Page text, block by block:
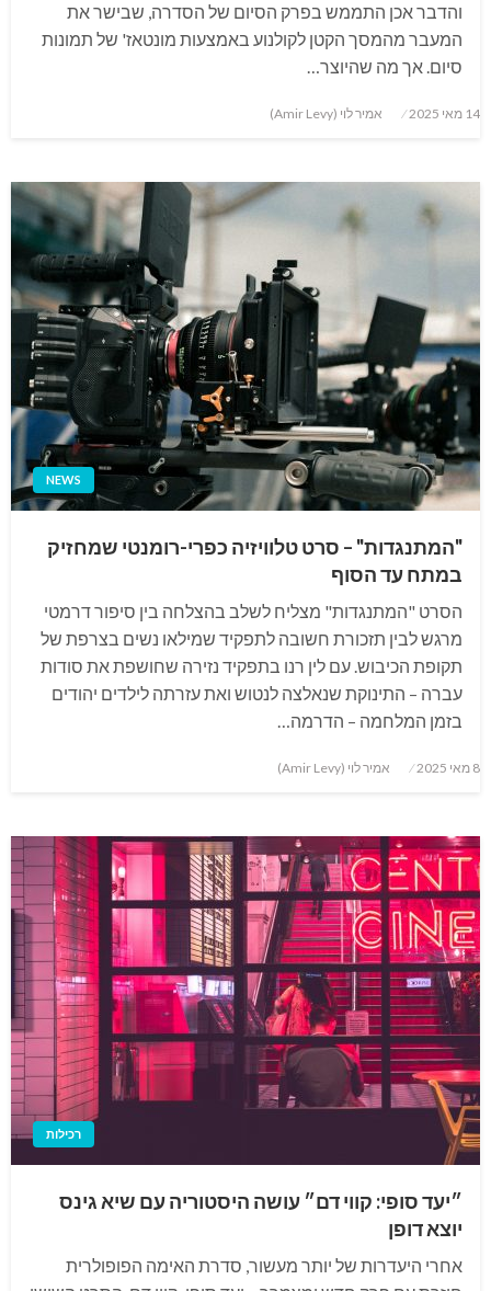
והדבר אכן התממש בפרק הסיום של הסדרה, שבישר את
המעבר מהמסך הקטן לקולנוע באמצעות מונטאז' של תמונות
סיום. אך מה שהיוצר…
Posted
14 מאי 2025 אמיר לוי (Amir Levy)
NEWS
"המתנגדות" – סרט טלוויזיה כפרי-רומנטי שמחזיק
במתח עד הסוף
הסרט "המתנגדות" מצליח לשלב בהצלחה בין סיפור דרמטי
מרגש לבין תזכורת חשובה לתפקיד שמילאו נשים בצרפת של
תקופת הכיבוש. עם לין רנו בתפקיד נזירה שחושפת את סודות
עברה – התינוקת שנאלצה לנטוש ואת עזרתה לילדים יהודים
בזמן המלחמה – הדרמה…
Posted8 מאי 2025 אמיר לוי (Amir Levy)
רכילות
״יעד סופי: קווי דם״ עושה היסטוריה עם שיא גינס
יוצא דופן
אחרי היעדרות של יותר מעשור, סדרת האימה הפופולרית